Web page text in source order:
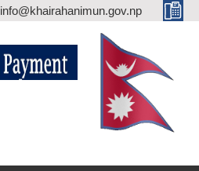
info@khairahanimun.gov.np